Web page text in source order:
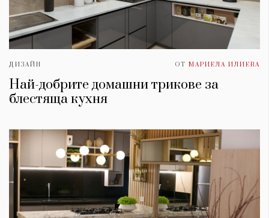
ДИЗАЙН ОТ МАРИЕЛА ИЛИЕВА
Най-добрите домашни трикове за
блестяща кухня